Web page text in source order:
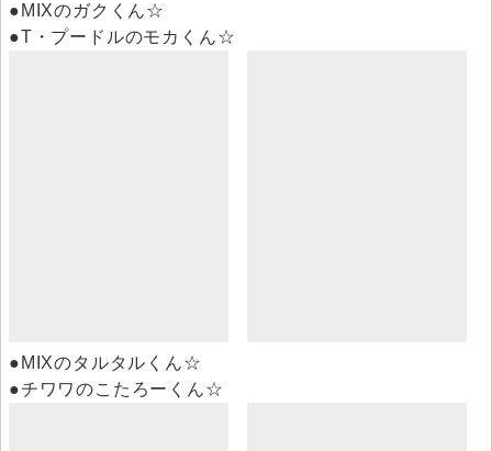
●MIXのガクくん☆
●T・プードルのモカくん☆
●MIXのタルタルくん☆
●チワワのこたろーくん☆